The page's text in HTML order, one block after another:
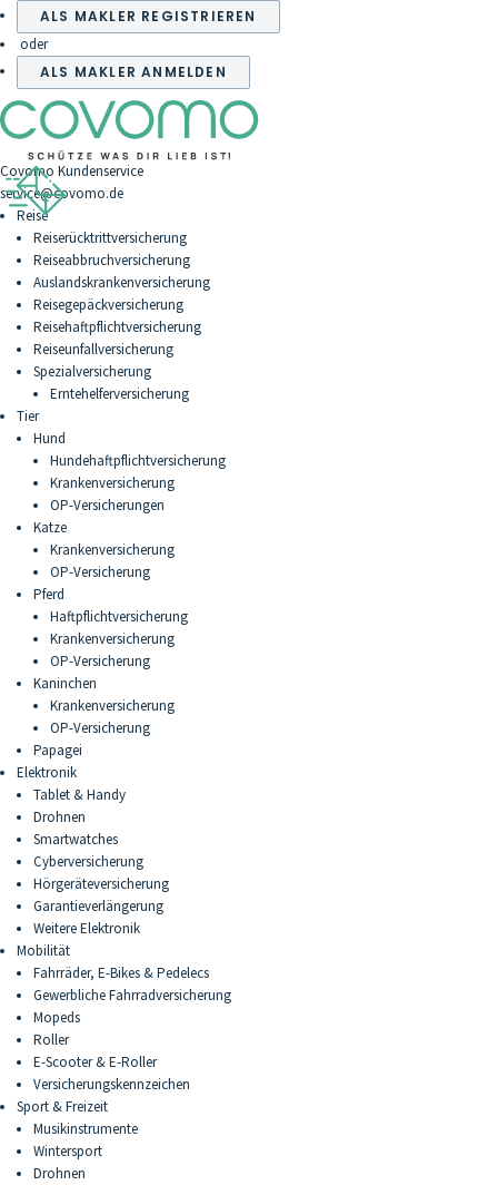
ALS MAKLER REGISTRIEREN
oder
ALS MAKLER ANMELDEN
Covomo Kundenservice
service@covomo.de
Reise
Reiserücktrittversicherung
Reiseabbruchversicherung
Auslandskrankenversicherung
Reisegepäckversicherung
Reisehaftpflichtversicherung
Reiseunfallversicherung
Spezialversicherung
Erntehelferversicherung
Tier
Hund
Hundehaftpflichtversicherung
Krankenversicherung
OP-Versicherungen
Katze
Krankenversicherung
OP-Versicherung
Pferd
Haftpflichtversicherung
Krankenversicherung
OP-Versicherung
Kaninchen
Krankenversicherung
OP-Versicherung
Papagei
Elektronik
Tablet & Handy
Drohnen
Smartwatches
Cyberversicherung
Hörgeräteversicherung
Garantieverlängerung
Weitere Elektronik
Mobilität
Fahrräder, E-Bikes & Pedelecs
Gewerbliche Fahrradversicherung
Mopeds
Roller
E-Scooter & E-Roller
Versicherungskennzeichen
Sport & Freizeit
Musikinstrumente
Wintersport
Drohnen